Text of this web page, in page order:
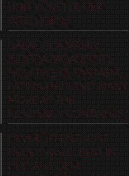
UND KÜNSTLICHER
INTELLIGENZ
GALACTICA MALTA:
INDORA PAGANOTTO,
HOLY PRIEST, FANTASM,
FATIMA HAJJI AND MANY
MORE AS THE
RESIDENCY CONTINUES
LP VERÖFFENTLICHT
NEUE SINGLE „BEST IN
LIFE“ AUS DEM